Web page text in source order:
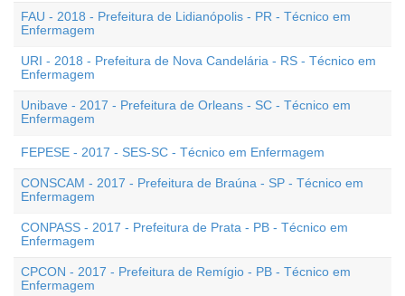
FAU - 2018 - Prefeitura de Lidianópolis - PR - Técnico em
Enfermagem
URI - 2018 - Prefeitura de Nova Candelária - RS - Técnico em
Enfermagem
Unibave - 2017 - Prefeitura de Orleans - SC - Técnico em
Enfermagem
FEPESE - 2017 - SES-SC - Técnico em Enfermagem
CONSCAM - 2017 - Prefeitura de Braúna - SP - Técnico em
Enfermagem
CONPASS - 2017 - Prefeitura de Prata - PB - Técnico em
Enfermagem
CPCON - 2017 - Prefeitura de Remígio - PB - Técnico em
Enfermagem